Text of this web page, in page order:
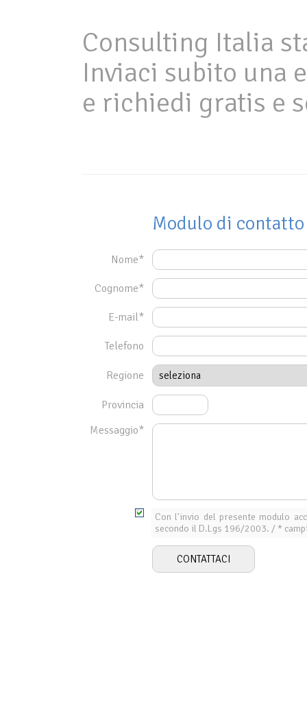
Consulting Italia
Inviaci subito una
e richiedi gratis e
Modulo di contatto
Nome*
Cognome*
E-mail*
Telefono
Regione
Provincia
Messaggio*
Con l'invio del presente modulo
secondo il D.Lgs 196/2003. / *